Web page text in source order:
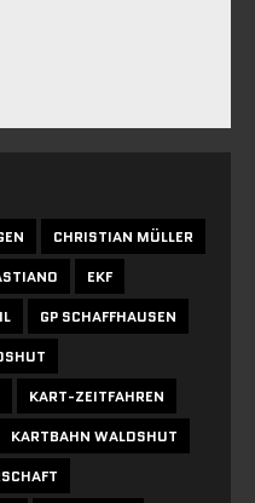
CHRISTIAN MÜLLER
EKF
GP SCHAFFHAUSEN
KART-ZEITFAHREN
KARTBAHN WALDSHUT